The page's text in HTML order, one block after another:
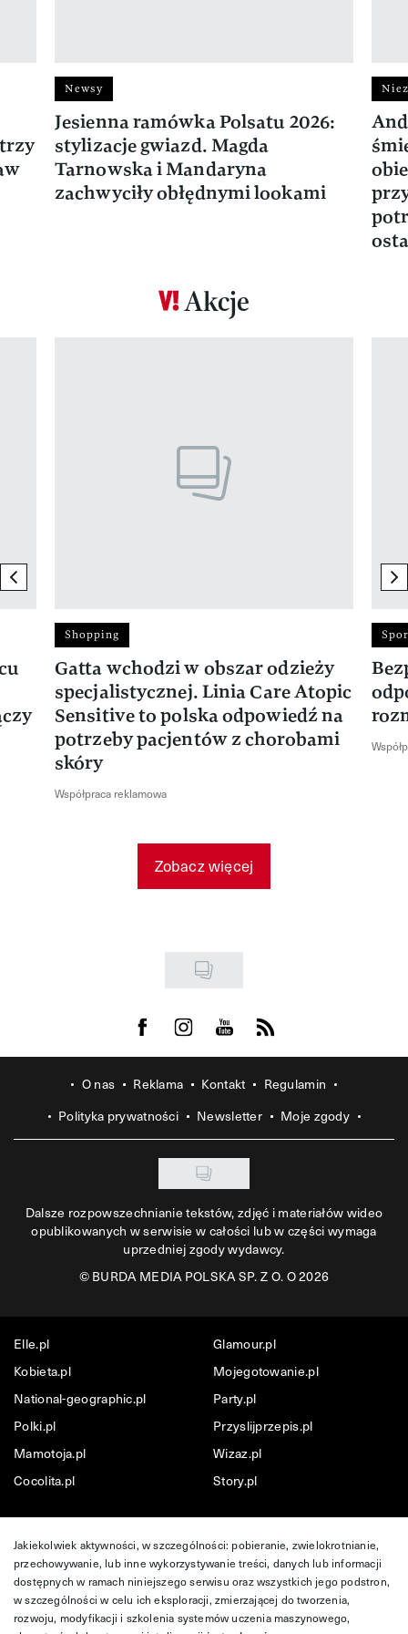
Newsy
Jesienna ramówka Polsatu 2026:
stylizacje gwiazd. Magda
Tarnowska i Mandaryna
zachwyciły obłędnymi lookami
Akcje
previous element
Shopping
Gatta wchodzi w obszar odzieży
specjalistycznej. Linia Care Atopic
Sensitive to polska odpowiedź na
potrzeby pacjentów z chorobami
skóry
Współpraca reklamowa
Zobacz więcej
Visit us on Facebook
Visit us on Instagram
Visit us on Youtube
Visit us on Rss
O nas Reklama Kontakt
Regulamin
Polityka prywatności
Newsletter Moje zgody
Dalsze rozpowszechnianie tekstów, zdjęć i materiałów wideo
opublikowanych w serwisie w całości lub w części wymaga
uprzedniej zgody wydawcy.
©BURDA MEDIA POLSKA SP. Z O. O 2026
Elle.pl
Glamour.pl
Kobieta.pl
Mojegotowanie.pl
National-geographic.pl
Party.pl
Polki.pl
Przyslijprzepis.pl
Mamotoja.pl
Wizaz.pl
Cocolita.pl
Story.pl
Jakiekolwiek aktywności, w szczególności: pobieranie, zwielokrotnianie,
przechowywanie, lub inne wykorzystywanie treści, danych lub informacji
dostępnych w ramach niniejszego serwisu oraz wszystkich jego podstron,
w szczególności w celu ich eksploracji, zmierzającej do tworzenia,
rozwoju, modyfikacji i szkolenia systemów uczenia maszynowego,